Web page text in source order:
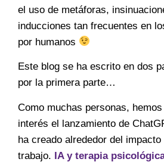
el uso de metáforas,
inducciones tan frecuentes en
por humanos
Este blog se ha escrito en dos
por la primera parte…
Como muchas personas,
interés el lanzamiento de
ha creado alrededor del impacto
trabajo. IA y terapia